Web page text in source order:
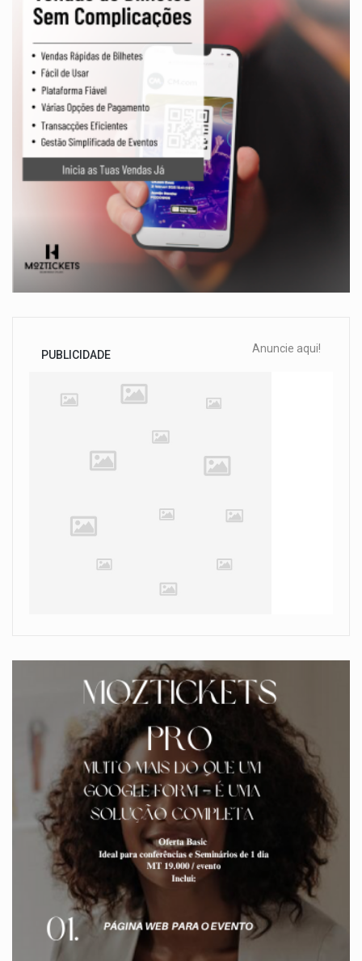
PUBLICIDADE Anuncie aqui!